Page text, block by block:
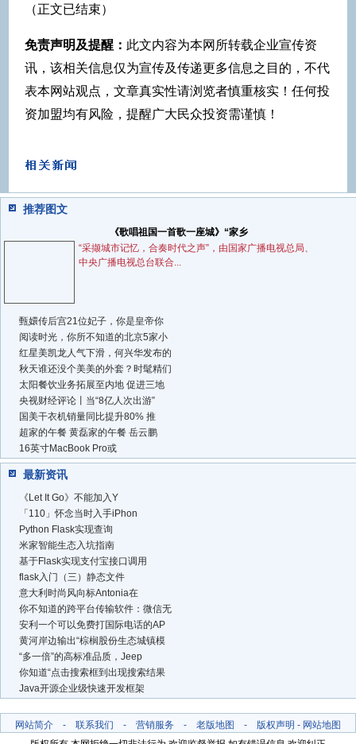
（正文已结束）
免责声明及提醒： 此文内容为本网所转载企业宣传资
讯，该相关信息仅为宣传及传递更多信息之目的，不代
表本网站观点，文章真实性请浏览者慎重核实！任何投
资加盟均有风险，提醒广大民众投资需谨慎！
推荐图文
《歌唱祖国一首歌一座城》“家乡
“采撷城市记忆，合奏时代之声”，由国家广播电视总局、
中央广播电视总台联合...
甄嬛传后宫21位妃子，你是皇帝你
阅读时光，你所不知道的北京5家小
红星美凯龙人气下滑，何兴华发布的
秋天谁还没个美美的外套？时髦精们
太阳餐饮业务拓展至内地 促进三地
央视财经评论丨当“8亿人次出游”
国美干衣机销量同比提升80% 推
超家的午餐 黄磊家的午餐 岳云鹏
16英寸MacBook Pro或
最新资讯
《Let It Go》不能加入Y
「110」怀念当时入手iPhon
Python Flask实现查询
米家智能生态入坑指南
基于Flask实现支付宝接口调用
flask入门（三）静态文件
意大利时尚风向标Antonia在
你不知道的跨平台传输软件：微信无
安利一个可以免费打国际电话的AP
黄河岸边输出“棕榈股份生态城镇模
“多一倍”的高标准品质，Jeep
你知道“点击搜索框到出现搜索结果
Java开源企业级快速开发框架
网站简介 - 联系我们 - 营销服务 - 老版地图 - 版权声明 - 网站地图